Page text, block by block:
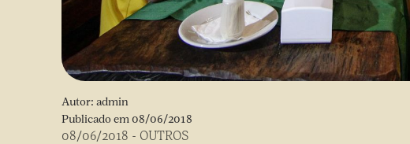
Autor: admin
Publicado em08/06/2018
08/06/2018 - OUTROS